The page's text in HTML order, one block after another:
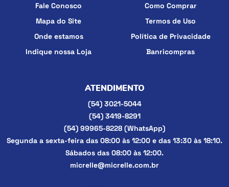
Fale Conosco
Mapa do Site
Onde estamos
Indique nossa Loja
Como Comprar
Termos de Uso
Política de Privacidade
Banricompras
ATENDIMENTO
(54)3021-5044
(54)3419-8291
(54) 99965-8228 (WhatsApp)
Segunda a sexta-feira das 08:00 às 12:00 e das 13:30 às 18:10.
Sábados das 08:00 às 12:00.
micrelle@micrelle.com.br